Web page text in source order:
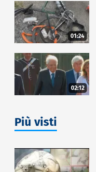
01:24
02:12
Più visti